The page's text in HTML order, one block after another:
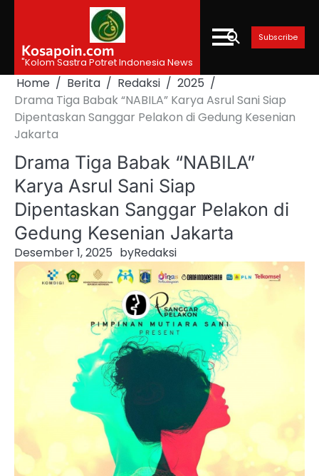
contentKosapoin.com
"Kolom Sastra Potret Indonesia News
Subscribe
Home Berita Redaksi
2025
Drama Tiga Babak “NABILA” Karya Asrul Sani Siap
Dipentaskan Sanggar Pelakon di Gedung Kesenian
Jakarta
Drama Tiga Babak “NABILA”
Karya Asrul Sani Siap
Dipentaskan Sanggar Pelakon di
Gedung Kesenian Jakarta
Desember 1, 2025 byRedaksi